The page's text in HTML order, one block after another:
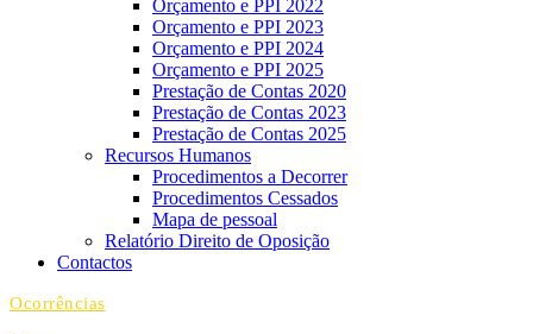
Orçamento e PPI 2022
Orçamento e PPI 2023
Orçamento e PPI 2024
Orçamento e PPI 2025
Prestação de Contas 2020
Prestação de Contas 2023
Prestação de Contas 2025
Recursos Humanos
Procedimentos a Decorrer
Procedimentos Cessados
Mapa de pessoal
Relatório Direito de Oposição
Contactos
Ocorrências